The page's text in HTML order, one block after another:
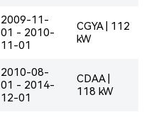
2009-11-
01 - 2010-
11-01
CGYA | 112
kW
2010-08-
01 - 2014-
12-01
CDAA |
118 kW